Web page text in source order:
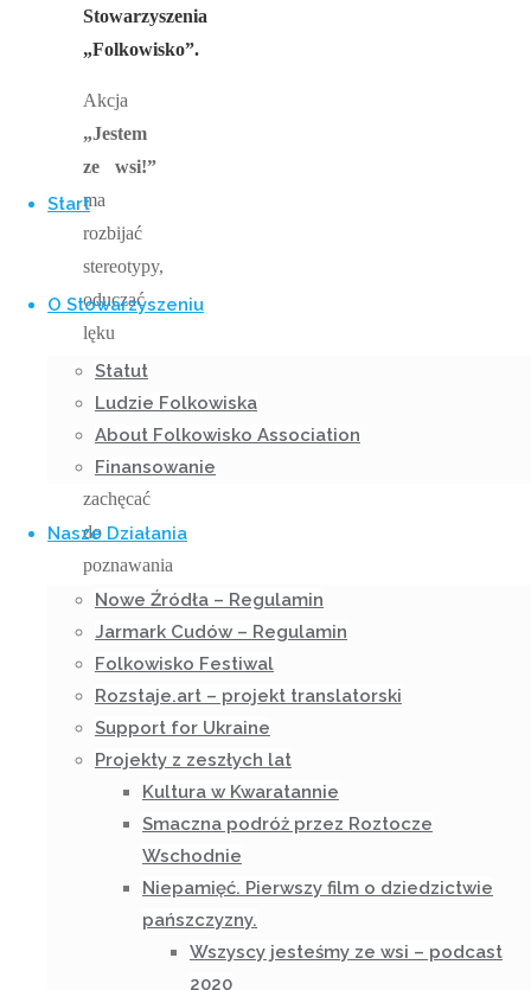
Start
O Stowarzyszeniu
Statut
Ludzie Folkowiska
About Folkowisko Association
Finansowanie
Nasze Działania
Nowe Źródła – Regulamin
Jarmark Cudów – Regulamin
Folkowisko Festiwal
Rozstaje.art – projekt translatorski
Support for Ukraine
Projekty z zeszłych lat
Kultura w Kwaratannie
Smaczna podróż przez Roztocze
Wschodnie
Niepamięć. Pierwszy film o dziedzictwie
pańszczyzny.
Wszyscy jesteśmy ze wsi – podcast
2020
Stowarzyszenia
„Folkowisko”.
Akcja
„Jestem
ze wsi!”
ma
rozbijać
stereotypy,
oduczać
lęku
przed
obciachem,
a przy
okazji
zachęcać
do
poznawania
trudnych
losów
naszych
przodków.
Na
facebookowym
profilu
Jestem
Ze Wsi
publikowane